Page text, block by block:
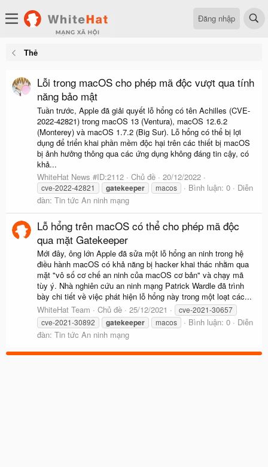
Đăng nhập
Thẻ
Lỗi trong macOS cho phép mã độc vượt qua tính
năng bảo mật
Tuần trước, Apple đã giải quyết lỗ hổng có tên Achilles (CVE-
2022-42821) trong macOS 13 (Ventura), macOS 12.6.2
(Monterey) và macOS 1.7.2 (Big Sur). Lỗ hổng có thể bị lợi
dụng để triển khai phần mềm độc hại trên các thiết bị macOS
bị ảnh hưởng thông qua các ứng dụng không đáng tin cậy, có
khả...
WhiteHat News #ID:2112
Chủ đề 20/12/2022
cve-2022-42821 gatekeeper macos Bình luận: 0
Diễn
đàn: Tin tức An ninh mạng
Lỗ hổng trên macOS có thể cho phép mã độc
qua mặt Gatekeeper
Mới đây, ông lớn Apple đã sửa một lỗ hổng an ninh trong hệ
điều hành macOS có khả năng bị hacker khai thác nhằm qua
mặt "vô số cơ chế an ninh của macOS cơ bản" và chạy mã
tùy ý. Nhà nghiên cứu an ninh mạng Patrick Wardle đã trình
bày chi tiết về việc phát hiện lỗ hổng này trong một loạt các...
WhiteHat Team
Chủ đề 25/12/2021
cve-2021-30657
cve-2021-30892
gatekeeper macos Bình luận: 0
Diễn
đàn: Tin tức An ninh mạng